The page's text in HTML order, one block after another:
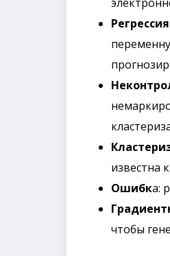
Регрессия
известна
Ошибка:
чтобы